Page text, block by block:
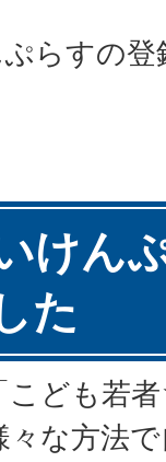
らすの登
けん
た
こども若
な方法